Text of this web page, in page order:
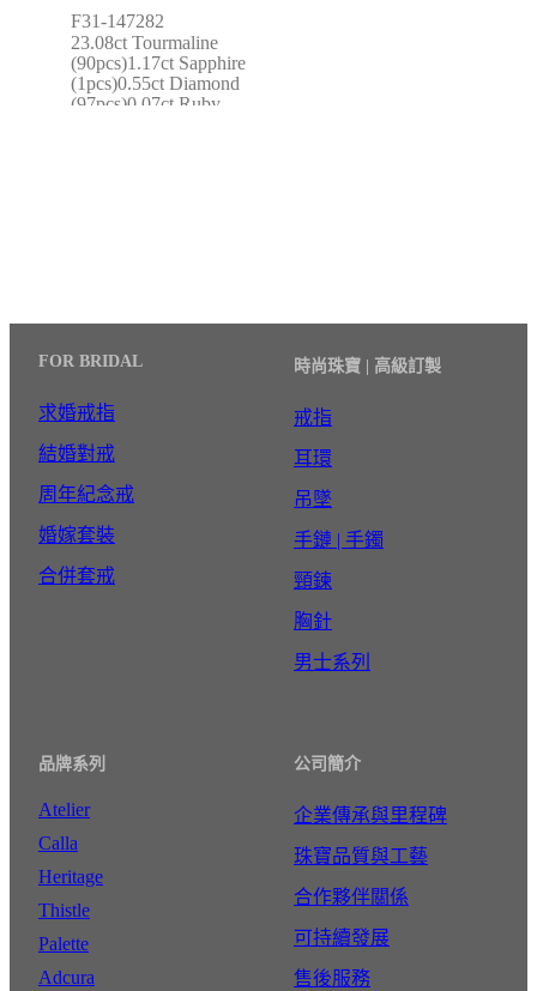
F31-147282
23.08ct Tourmaline
(90pcs)1.17ct Sapphire
(1pcs)0.55ct Diamond
(97pcs)0.07ct Ruby
FOR BRIDAL
求婚戒指
結婚對戒
周年紀念戒
婚嫁套裝
合併套戒
時尚珠寶 | 高級訂製
戒指
耳環
吊墜
手鏈 | 手鐲
頸鍊
胸針
男士系列
品牌系列
Atelier
Calla
Heritage
Thistle
Palette
Adcura
公司簡介
企業傳承與里程碑
珠寶品質與工藝
合作夥伴關係
可持續發展
售後服務